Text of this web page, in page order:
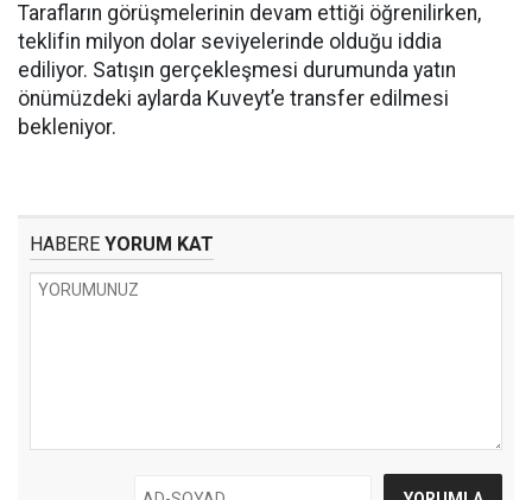
Tarafların görüşmelerinin devam ettiği öğrenilirken,
teklifin milyon dolar seviyelerinde olduğu iddia
ediliyor. Satışın gerçekleşmesi durumunda yatın
önümüzdeki aylarda Kuveyt’e transfer edilmesi
bekleniyor.
HABERE YORUM KAT